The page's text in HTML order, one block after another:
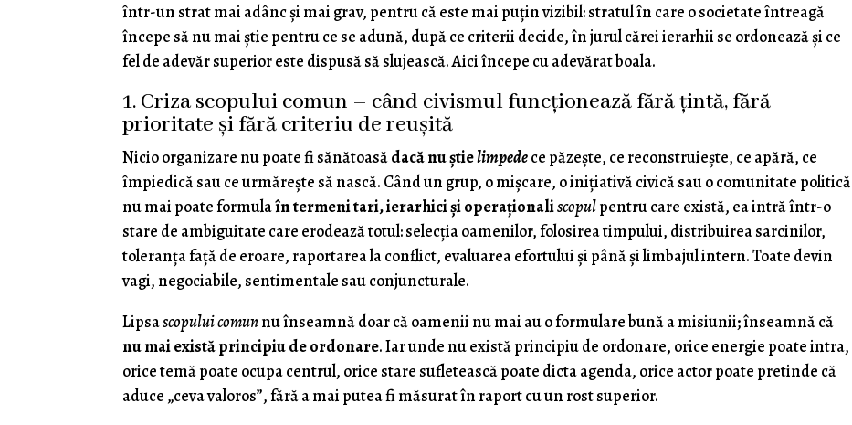
într-un strat mai adânc și mai grav, pentru că este mai puțin vizibil: stratul în care o societate întreagă
începe să nu mai știe pentru ce se adună, după ce criterii decide, în jurul cărei ierarhii se ordonează și ce
fel de adevăr superior este dispusă să slujească. Aici începe cu adevărat boala.
1. Criza scopului comun – când civismul funcționează fără țintă, fără
prioritate și fără criteriu de reușită
Nicio organizare nu poate fi sănătoasădacă nu știelimpedece păzește, ce reconstruiește, ce apără, ce
împiedică sau ce urmărește să nască. Când un grup, o mișcare, o inițiativă civică sau o comunitate politică
nu mai poate formulaîn termeni tari, ierarhici și operaționaliscopulpentru care există, ea intră într-o
stare de ambiguitate care erodează totul: selecția oamenilor, folosirea timpului, distribuirea sarcinilor,
toleranța față de eroare, raportarea la conflict, evaluarea efortului și până și limbajul intern. Toate devin
vagi, negociabile, sentimentale sau conjuncturale.
Lipsascopului comunnu înseamnă doar că oamenii nu mai au o formulare bună a misiunii; înseamnă că
nu mai există principiu de ordonare. Iar unde nu există principiu de ordonare, orice energie poate intra,
orice temă poate ocupa centrul, orice stare sufletească poate dicta agenda, orice actor poate pretinde că
aduce „ceva valoros”, fără a mai putea fi măsurat în raport cu un rost superior.